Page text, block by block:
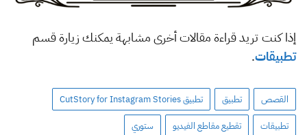
إذا كنت تريد قراءة مقالات أخرى مشابهة يمكنك زيارة قسم
تطبيقات.
القصص تطبيق تطبيق CutStory for Instagram Stories
تطبيقات تقطيع مقاطع الفيديو ستوري